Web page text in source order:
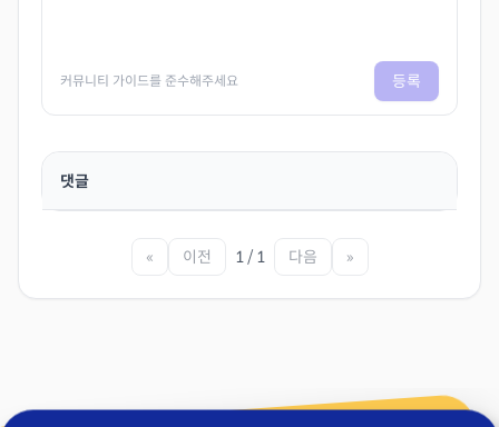
커뮤니티 가이드를 준수해주세요 등록
댓글
« 이전 1 / 1 다음 »